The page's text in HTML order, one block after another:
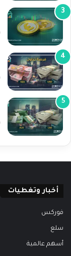
أخبار وتغطيات
فوركس
سلع
أسهم عالمية